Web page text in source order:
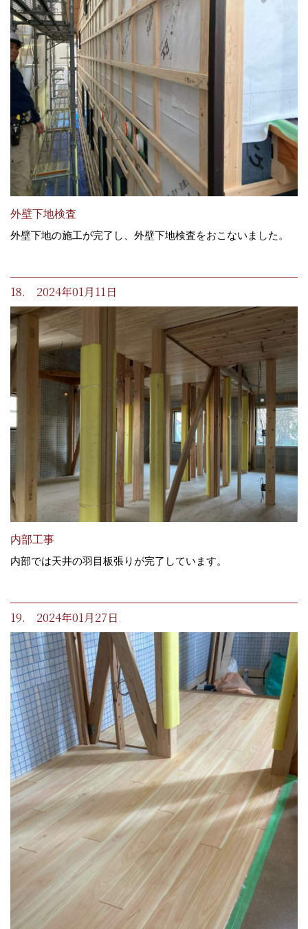
外壁下地検査
外壁下地の施工が完了し、外壁下地検査をおこないました。
18. 2024年01月11日
内部工事
内部では天井の羽目板張りが完了しています。
19. 2024年01月27日